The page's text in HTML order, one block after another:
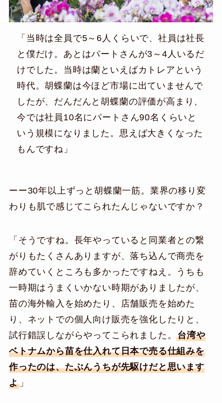
「当時は全員で5～6人くらいで、社員は社長
と僕だけ。あとはパートさんが3～4人いるだ
けでした。当時は蘭といえばカトレアという
時代。胡蝶蘭は今ほど市場に出ていませんで
したが、だんだんと胡蝶蘭の評価が高まり、
今では社員10名にパートさん90名くらいと
いう規模になりました。思えば大きくなった
もんですね」
ーー30年以上ずっと胡蝶蘭一筋。業界の移り変
わりも肌で感じてこられたんじゃないですか？
「そうですね。長年やっていると同業者との繋
がりもたくさんありますが、落ち込んで商売を
辞めていくところも多かったですねえ。うちも
一時期はうまくいかない時期がありましたが、
苗の海外輸入を始めたり、店舗販売を始めた
り、ネットでの個人向け販売を強化したりと、
試行錯誤しながらやってこられました。台湾や
ベトナムから苗を仕入れて日本で売る仕組みを
作ったのは、たぶんうちが先駆けだと思います
よ」